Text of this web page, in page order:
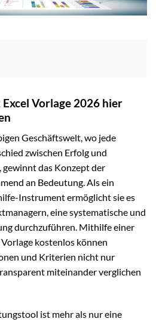
Vorlage 2026 hier
Geschäftswelt, wo jede
zwischen Erfolg und
gewinnt das Konzept der
an Bedeutung. Als ein
Instrument ermöglicht sie es
eine systematische und
durchzuführen. Mithilfe einer
kostenlos können
und Kriterien nicht nur
miteinander verglichen
ist mehr als nur eine